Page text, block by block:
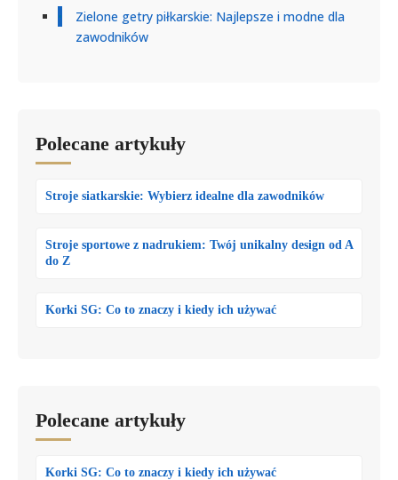
Zielone getry piłkarskie: Najlepsze i modne dla
zawodników
Polecane artykuły
Stroje siatkarskie: Wybierz idealne dla zawodników
Stroje sportowe z nadrukiem: Twój unikalny design od A
do Z
Korki SG: Co to znaczy i kiedy ich używać
Polecane artykuły
Korki SG: Co to znaczy i kiedy ich używać